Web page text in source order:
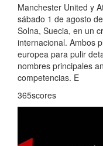
Manchester United y
sábado 1 de agosto
Solna, Suecia, en un
internacional. Ambos
europea para pulir
nombres principales
competencias. E
365scores